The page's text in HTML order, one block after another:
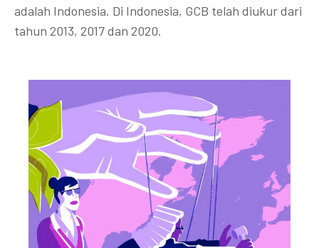
adalah Indonesia. Di Indonesia, GCB telah diukur dari
tahun 2013, 2017 dan 2020.